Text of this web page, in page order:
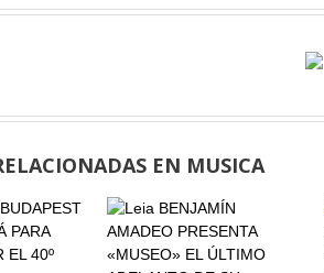
EN MUSICA